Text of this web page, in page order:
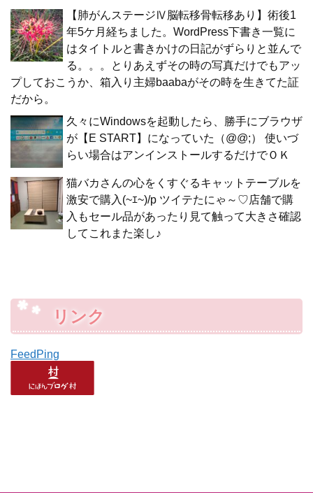
【肺がんステージⅣ脳転移骨転移あり】術後1
年5ケ月経ちました。WordPress下書き一覧に
はタイトルと書きかけの日記がずらりと並んで
る。。。とりあえずその時の写真だけでもアッ
プしておこうか、箱入り主婦baabaがその時を生きてた証
だから。
久々にWindowsを起動したら、勝手にブラウザ
が【E START】になっていた（@@;） 使いづ
らい場合はアンインストールするだけでＯＫ
猫バカさんの心をくすぐるキャットテーブルを
激安で購入(~ｴ~)/p ツイテたにゃ～♡店舗で購
入もセール品があったり見て触って大きさ確認
してこれまた楽し♪
リンク
FeedPing